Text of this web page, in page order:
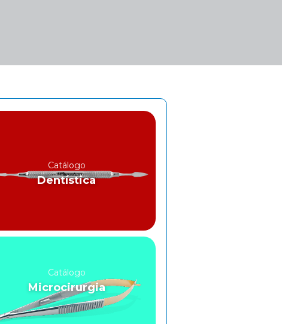
Catálogo
Dentística
Catálogo
Microcirurgia